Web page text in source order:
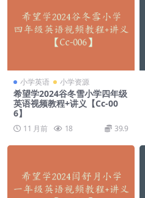
小学英语 小学资源
希望学2024谷冬雪小学四年级
英语视频教程+讲义【Cc-00
6】
11 月前 18 39.9